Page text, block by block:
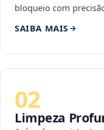
bloqueio com
SAIBA MAIS
02
Limpeza